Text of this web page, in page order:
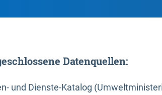
Datenquellen:
und Dienste-Katalog